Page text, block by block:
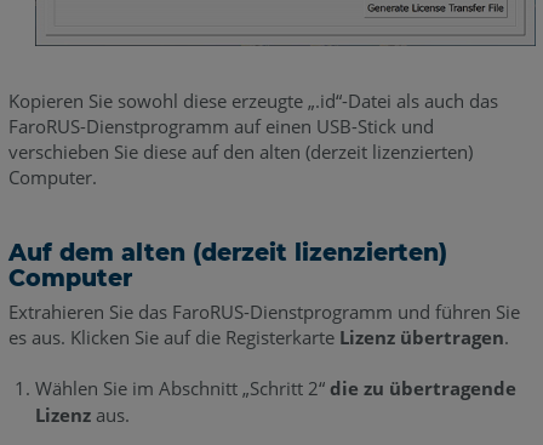
Kopieren Sie sowohl diese erzeugte „.id“-Datei als auch das
FaroRUS-Dienstprogramm auf einen USB-Stick und
verschieben Sie diese auf den alten (derzeit lizenzierten)
Computer.
Auf dem alten (derzeit lizenzierten)
Computer
Extrahieren Sie das FaroRUS-Dienstprogramm und führen Sie
es aus. Klicken Sie auf die Registerkarte Lizenz übertragen.
Wählen Sie im Abschnitt „Schritt 2“ die zu übertragende
Lizenzaus.